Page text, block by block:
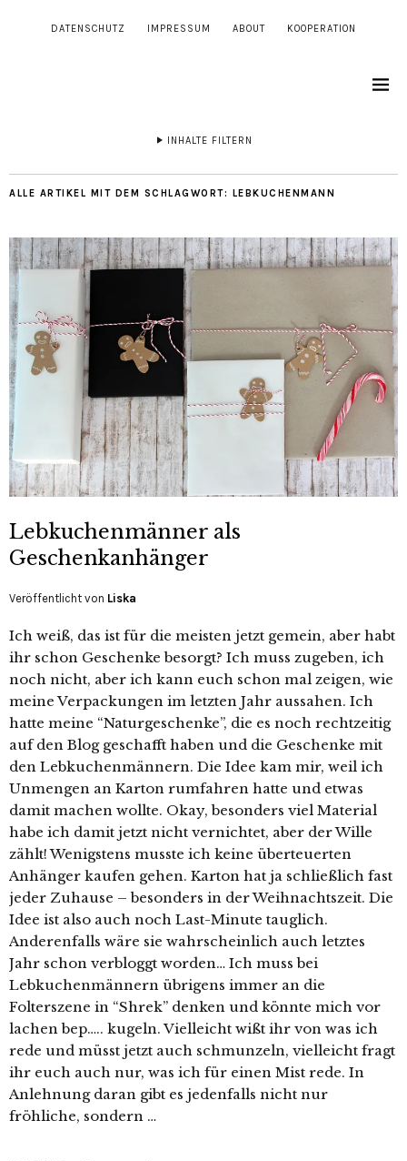
DATENSCHUTZ IMPRESSUM ABOUT KOOPERATION
INHALTE FILTERN
ALLE ARTIKEL MIT DEM SCHLAGWORT: LEBKUCHENMANN
Lebkuchenmänner als
Geschenkanhänger
Veröffentlicht von Liska
Ich weiß, das ist für die meisten jetzt gemein, aber habt
ihr schon Geschenke besorgt? Ich muss zugeben, ich
noch nicht, aber ich kann euch schon mal zeigen, wie
meine Verpackungen im letzten Jahr aussahen. Ich
hatte meine “Naturgeschenke”, die es noch rechtzeitig
auf den Blog geschafft haben und die Geschenke mit
den Lebkuchenmännern. Die Idee kam mir, weil ich
Unmengen an Karton rumfahren hatte und etwas
damit machen wollte. Okay, besonders viel Material
habe ich damit jetzt nicht vernichtet, aber der Wille
zählt! Wenigstens musste ich keine überteuerten
Anhänger kaufen gehen. Karton hat ja schließlich fast
jeder Zuhause – besonders in der Weihnachtszeit. Die
Idee ist also auch noch Last-Minute tauglich.
Anderenfalls wäre sie wahrscheinlich auch letztes
Jahr schon verbloggt worden… Ich muss bei
Lebkuchenmännern übrigens immer an die
Folterszene in “Shrek” denken und könnte mich vor
lachen bep….. kugeln. Vielleicht wißt ihr von was ich
rede und müsst jetzt auch schmunzeln, vielleicht fragt
ihr euch auch nur, was ich für einen Mist rede. In
Anlehnung daran gibt es jedenfalls nicht nur
fröhliche, sondern …